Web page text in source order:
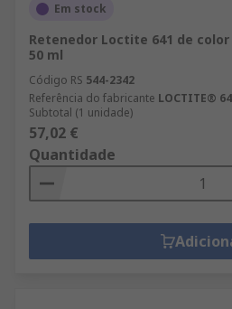
Em stock
Retenedor Loctite 641 de
50 ml
Código RS 544-2342
Referência do fabricante LOCTITE®
Subtotal (1 unidade)
57,02 €
Quantidade